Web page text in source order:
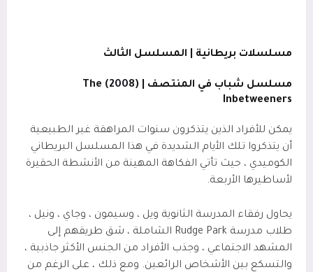
مسلسلات بريطانية | المسلسل الثالث
مسلسل شباب في المنتصف | (2008)
The
Inbetweeners
يمكن للأفراد الذين يتذكرون سنوات المراهقة غير الطبيعية
أن يتذكروا تلك الأيام الشديدة في هذا المسلسل البريطاني
الكوميدي ، حيث تأتي الفكاهة المهينة من الأنشطة الحقيرة
لأساطيرها الأربعة.
يحاول رفقاء المدرسة الثانوية ويل ، وسيمون ، وجاي ، ونيل ،
طلاب مدرسة Rudge Park الشاملة ، شق طريقهم إلى
المشهد الاجتماعي ، وجذب الأفراد من الجنس الأكثر جاذبية ،
والتسكع بين الأشخاص الرائعين. ومع ذلك ، على الرغم من